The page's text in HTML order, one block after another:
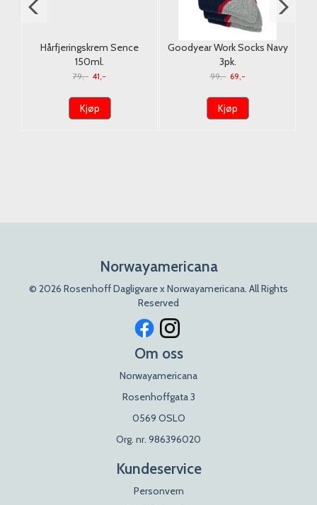
Hårfjeringskrem Sence
150ml.
79,- 41,-
Kjøp
Goodyear Work Socks Navy
3pk.
99,- 69,-
Kjøp
Norwayamericana
© 2026 Rosenhoff Dagligvare x Norwayamericana. All Rights
Reserved
Om oss
Norwayamericana
Rosenhoffgata 3
0569 OSLO
Org. nr. 986396020
Kundeservice
Personvern